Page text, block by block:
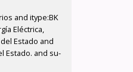
and itype:BK
Eléctrica,
Estado and
Estado. and su-